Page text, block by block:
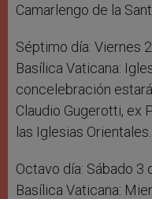
Camarlengo de la
Séptimo día: Viernes
Basílica Vaticana:
concelebración
Claudio Gugerotti, ex
las Iglesias Orientales.
Octavo día: Sábado 3
Basílica Vaticana: